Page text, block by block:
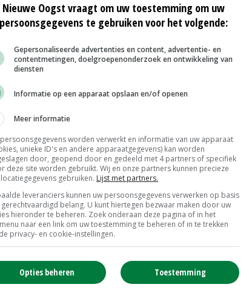
'De boomgaard wordt een
ziekenhuis'
23-03-2018
Peen
Noteringen
€ 26,00
Uien Middenmeer Geel 30-60% grof
Noteringen
€ 0,00~ € 0,00
Nieuwe Oogst vraagt om uw toestemming om uw
persoonsgegevens te gebruiken voor het volgende:
Gepersonaliseerde advertenties en content, advertentie- en
contentmetingen, doelgroepenonderzoek en ontwikkeling van
diensten
Informatie op een apparaat opslaan en/of openen
Meer informatie
worden verwerkt en informatie van uw apparaat
unieke ID's en andere apparaatgegevens) kan worden
door, geopend door en gedeeld met 4 partners of specifiek
deze site worden gebruikt. Wij en onze partners kunnen precieze
gebruiken. Lijst met partners.
leveranciers kunnen uw persoonsgegevens verwerken op basis
gerechtvaardigd belang. U kunt hiertegen bezwaar maken door uw
hieronder te beheren. Zoek onderaan deze pagina of in het
naar een link om uw toestemming te beheren of in te trekken
privacy- en cookie-instellingen.
Toestemming
Opties beheren